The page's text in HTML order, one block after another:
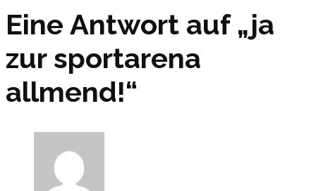
Eine Antwort auf „ja
zur sportarena
allmend!“